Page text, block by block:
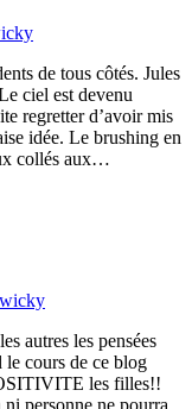
de tous côtés. Jules
ciel est devenu
regretter d’avoir mis
idée. Le brushing en
collés aux…
autres les pensées
le cours de ce blog
les filles!!